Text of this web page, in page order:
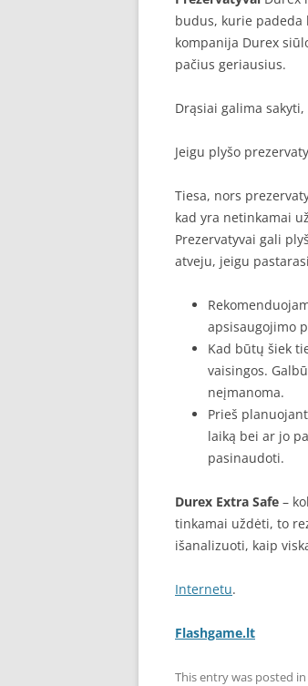
budus, kurie padeda
kompanija Durex
pačius geriausius.
Drąsiai galima sakyti,
Jeigu plyšo
Tiesa, nors
kad yra netinkamai
Prezervatyvai gali
atveju, jeigu
apsisaugojimo
Kad būtų šiek
vaisingos.
neįmanoma.
Prieš
laiką bei ar jo
pasinaudoti.
Durex Extra Safe –
tinkamai uždėti, to
išanalizuoti, kaip
Internetu.
Flashgame.lt
This entry was posted in